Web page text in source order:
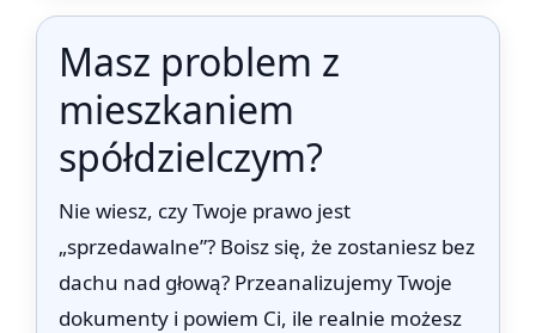
Masz problem z
mieszkaniem
spółdzielczym?
Nie wiesz, czy Twoje prawo jest
„sprzedawalne”? Boisz się, że zostaniesz bez
dachu nad głową? Przeanalizujemy Twoje
dokumenty i powiem Ci, ile realnie możesz